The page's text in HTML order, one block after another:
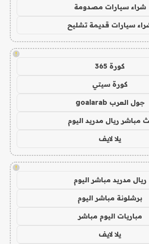
شراء سيارات مصدومة
سيارات قديمة تشليح
!
كورة 365
كورة سيتي
جول العرب goalarab
مباشر ريال مدريد اليوم
يلا لايف
!
ريال مدريد مباشر اليوم
برشلونة مباشر اليوم
مباريات اليوم مباشر
يلا لايف